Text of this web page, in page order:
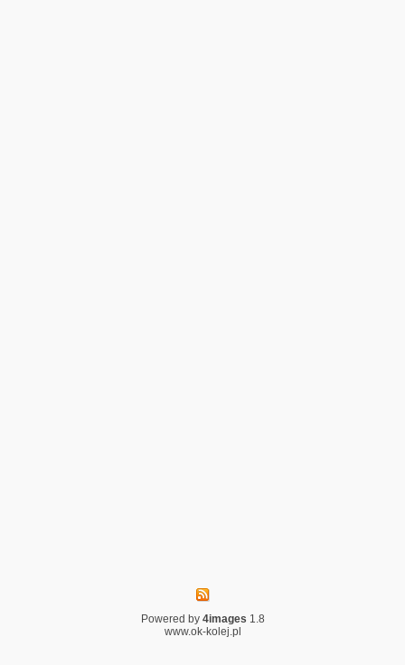
Powered by 4images 1.8
www.ok-kolej.pl